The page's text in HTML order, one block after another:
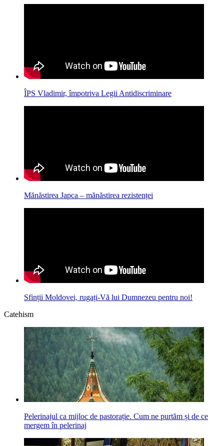
ÎPS Vladimir, împotriva Legii Antidiscriminare
Mănăstirea Japca – mănăstirea rezistenței
Sfinții Moldovei, rugați-Vă lui Dumnezeu pentru noi!
Catehism
Pelerinajul ca mijloc de pastorație. Cum ne purtăm și de ce
mergem în pelerinaj